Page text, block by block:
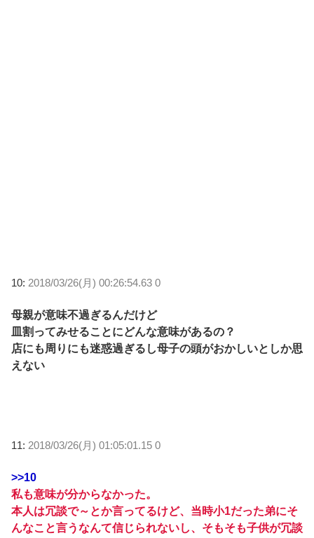
10: 2018/03/26(月) 00:26:54.63 0
母親が意味不過ぎるんだけど
皿割ってみせることにどんな意味があるの？
店にも周りにも迷惑過ぎるし母子の頭がおかしいとしか思
えない
11: 2018/03/26(月) 01:05:01.15 0
>>10
私も意味が分からなかった。
本人は冗談で～とか言ってるけど、当時小1だった弟にそ
んなこと言うなんて信じられないし、そもそも子供が冗談